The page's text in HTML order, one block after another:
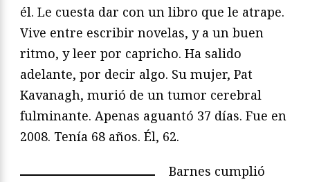
él. Le cuesta dar con un libro que le atrape.
Vive entre escribir novelas, y a un buen
ritmo, y leer por capricho. Ha salido
adelante, por decir algo. Su mujer, Pat
Kavanagh, murió de un tumor cerebral
fulminante. Apenas aguantó 37 días. Fue en
2008. Tenía 68 años. Él, 62.
Barnes cumplió